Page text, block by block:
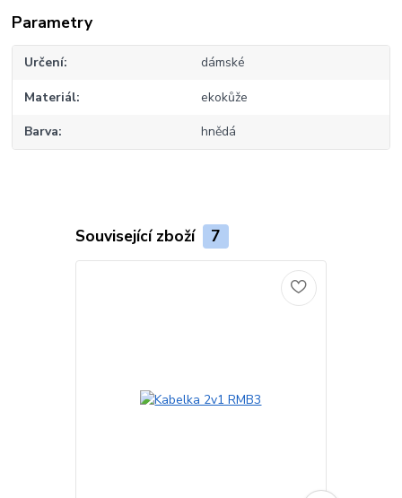
Parametry
Určení dámské
Materiál ekokůže
Barva hnědá
Související zboží 7